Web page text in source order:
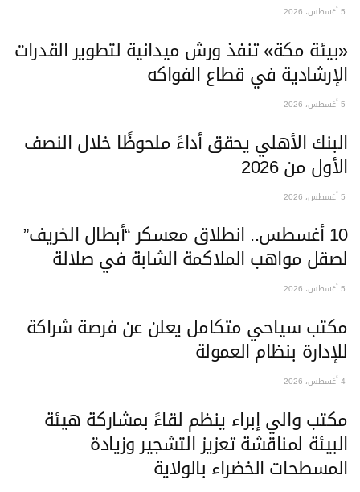
«بيئة مكة» تنفذ ورش ميدانية لتطوير القدرات
الإرشادية في قطاع الفواكه
البنك الأهلي يحقق أداءً ملحوظًا خلال النصف
الأول من 2026
10 أغسطس.. انطلاق معسكر “أبطال الخريف”
لصقل مواهب الملاكمة الشابة في صلالة
‏مكتب سياحي متكامل يعلن عن فرصة شراكة
للإدارة بنظام العمولة
مكتب والي إبراء ينظم لقاءً بمشاركة هيئة
البيئة لمناقشة تعزيز التشجير وزيادة
المسطحات الخضراء بالولاية